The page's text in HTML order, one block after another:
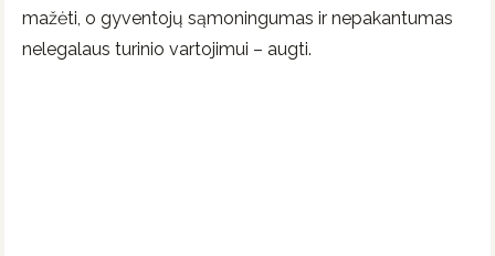
mažėti, o gyventojų sąmoningumas ir nepakantumas
nelegalaus turinio vartojimui – augti.